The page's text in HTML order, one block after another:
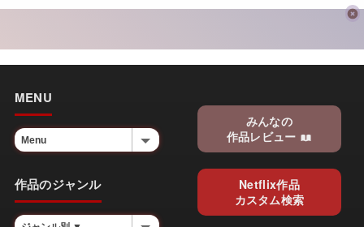
MENU
作品のジャンル
みんなの
作品レビュー
Netflix作品
カスタム検索